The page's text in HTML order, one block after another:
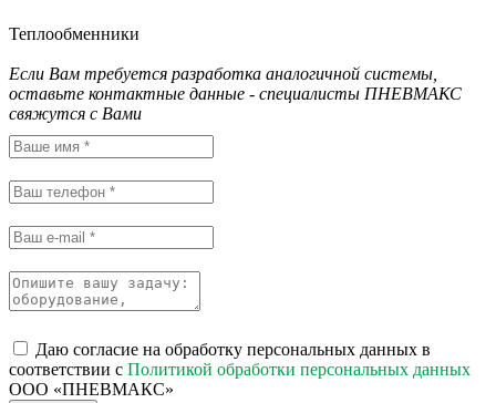
Теплообменники
Если Вам требуется разработка аналогичной системы,
оставьте контактные данные - специалисты ПНЕВМАКС
свяжутся с Вами
Даю согласие на обработку персональных данных в
соответствии с Политикой обработки персональных данных
ООО «ПНЕВМАКС»